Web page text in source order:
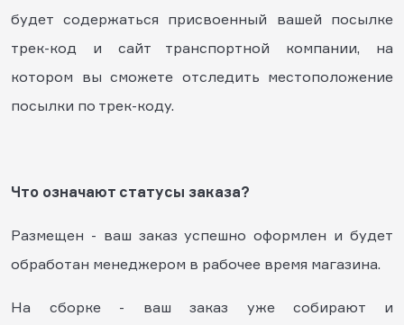
будет содержаться присвоенный вашей посылке
трек-код и сайт транспортной компании, на
котором вы сможете отследить местоположение
посылки по трек-коду.
Что означают статусы заказа?
Размещен - ваш заказ успешно оформлен и будет
обработан менеджером в рабочее время магазина.
На сборке - ваш заказ уже собирают и